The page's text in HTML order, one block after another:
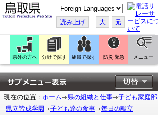
こ
の
ペ
ー
ジ
翻
訳
す
る
読み上げ 大 元
県外の方へ 分野で探す 組織で探す 防災 緊急 メニュー
現在の位置： ホーム 県の組織と仕事
子ども家庭部
県立皆成学園
子ども達の食事 毎日の献立